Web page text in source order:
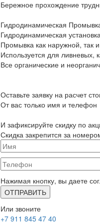
Бережное прохождение
Гидродинамическая
Гидродинамическая
Промывка как наружной, так
Используется для
Все органические и
Оставьте заявку на расчет
От вас только имя и телефон
И зафиксируйте скидку по
Скидка закрепится за
Нажимая кнопку, вы даете
Или звоните
+7 911 845 47 40